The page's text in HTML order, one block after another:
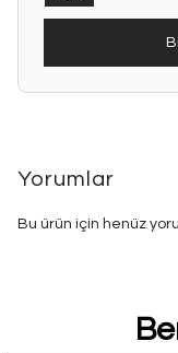
Yorumlar
Bu ürün için henüz